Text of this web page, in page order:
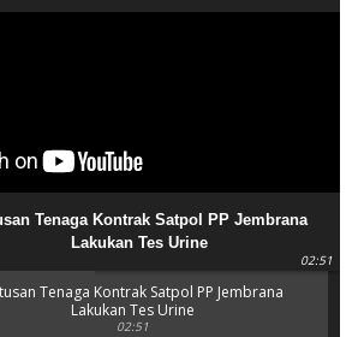
Tenaga Kontrak Satpol PP Jembrana
Lakukan Tes Urine
02:51
Tenaga Kontrak Satpol PP Jembrana
Lakukan Tes Urine
02:51